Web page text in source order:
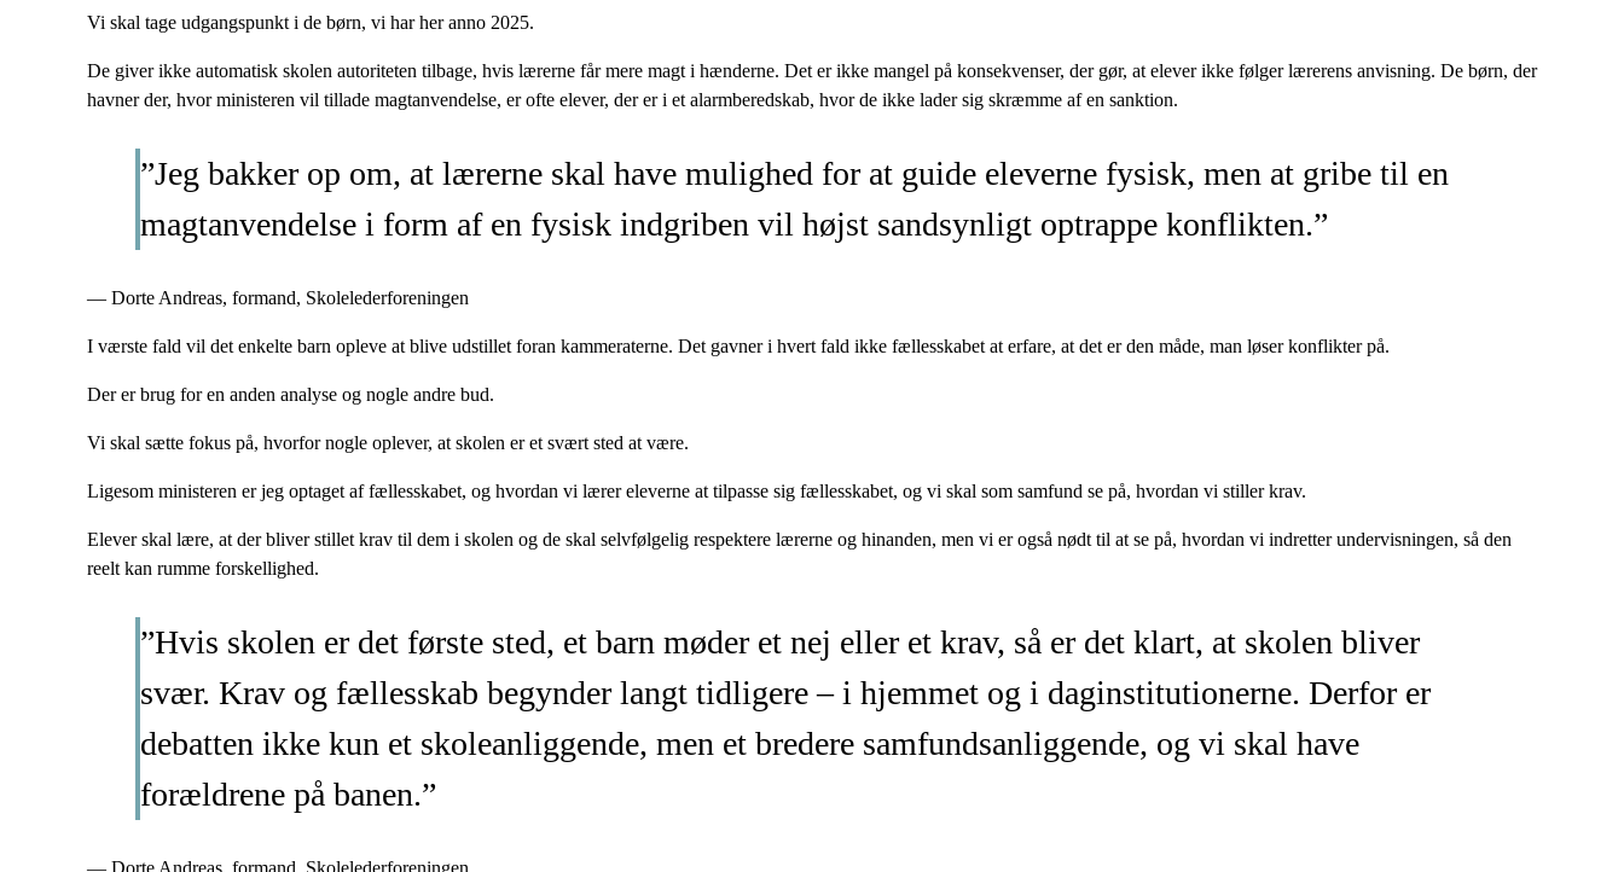
Vi skal tage udgangspunkt i de børn, vi har her anno 2025.
De giver ikke automatisk skolen autoriteten tilbage, hvis lærerne får mere magt i hænderne. Det er ikke mangel på konsekvenser, der gør, at elever ikke følger lærerens anvisning. De børn, der
havner der, hvor ministeren vil tillade magtanvendelse, er ofte elever, der er i et alarmberedskab, hvor de ikke lader sig skræmme af en sanktion.
”Jeg bakker op om, at lærerne skal have mulighed for at guide eleverne fysisk, men at gribe til en
magtanvendelse i form af en fysisk indgriben vil højst sandsynligt optrappe konflikten.”
— Dorte Andreas, formand, Skolelederforeningen
I værste fald vil det enkelte barn opleve at blive udstillet foran kammeraterne. Det gavner i hvert fald ikke fællesskabet at erfare, at det er den måde, man løser konflikter på.
Der er brug for en anden analyse og nogle andre bud.
Vi skal sætte fokus på, hvorfor nogle oplever, at skolen er et svært sted at være.
Ligesom ministeren er jeg optaget af fællesskabet, og hvordan vi lærer eleverne at tilpasse sig fællesskabet, og vi skal som samfund se på, hvordan vi stiller krav.
Elever skal lære, at der bliver stillet krav til dem i skolen og de skal selvfølgelig respektere lærerne og hinanden, men vi er også nødt til at se på, hvordan vi indretter undervisningen, så den
reelt kan rumme forskellighed.
”Hvis skolen er det første sted, et barn møder et nej eller et krav, så er det klart, at skolen bliver
svær. Krav og fællesskab begynder langt tidligere – i hjemmet og i daginstitutionerne. Derfor er
debatten ikke kun et skoleanliggende, men et bredere samfundsanliggende, og vi skal have
forældrene på banen.”